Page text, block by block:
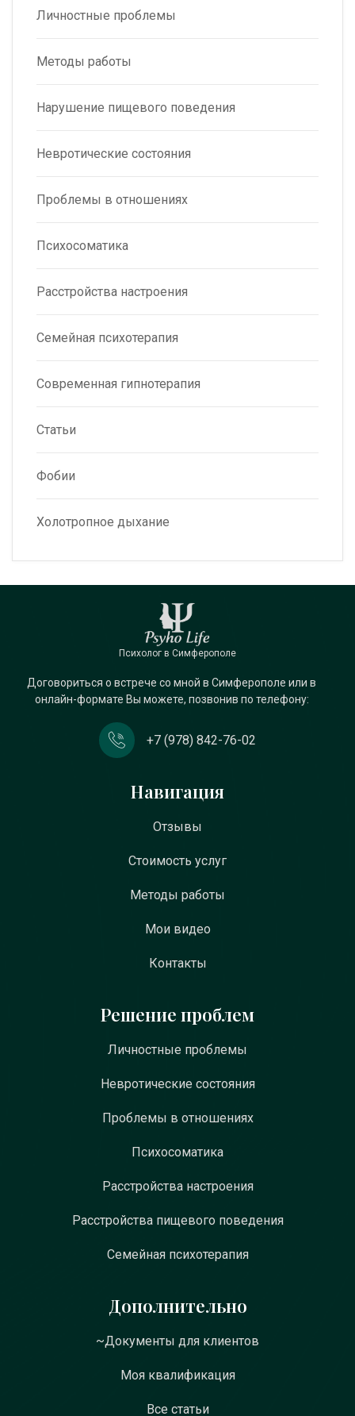
Личностные проблемы
Методы работы
Нарушение пищевого поведения
Невротические состояния
Проблемы в отношениях
Психосоматика
Расстройства настроения
Семейная психотерапия
Современная гипнотерапия
Статьи
Фобии
Холотропное дыхание
Психолог в Симферополе
Договориться о встрече со мной в Симферополе или в
онлайн-формате Вы можете, позвонив по телефону:
+7 (978) 842-76-02
Навигация
Отзывы
Стоимость услуг
Методы работы
Мои видео
Контакты
Решение проблем
Личностные проблемы
Невротические состояния
Проблемы в отношениях
Психосоматика
Расстройства настроения
Расстройства пищевого поведения
Семейная психотерапия
Дополнительно
~Документы для клиентов
Моя квалификация
Все статьи